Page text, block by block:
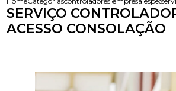
SERVIÇO
ACESSO CONSOLAÇÃO